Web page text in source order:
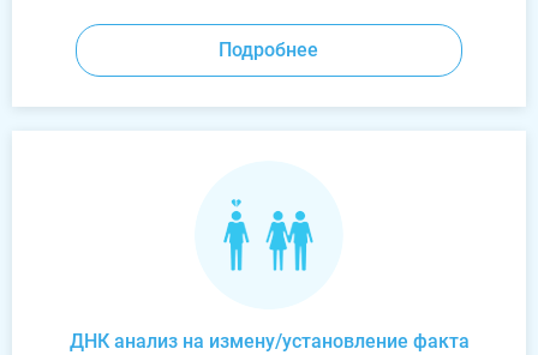
Подробнее
ДНК анализ на измену/установление факта